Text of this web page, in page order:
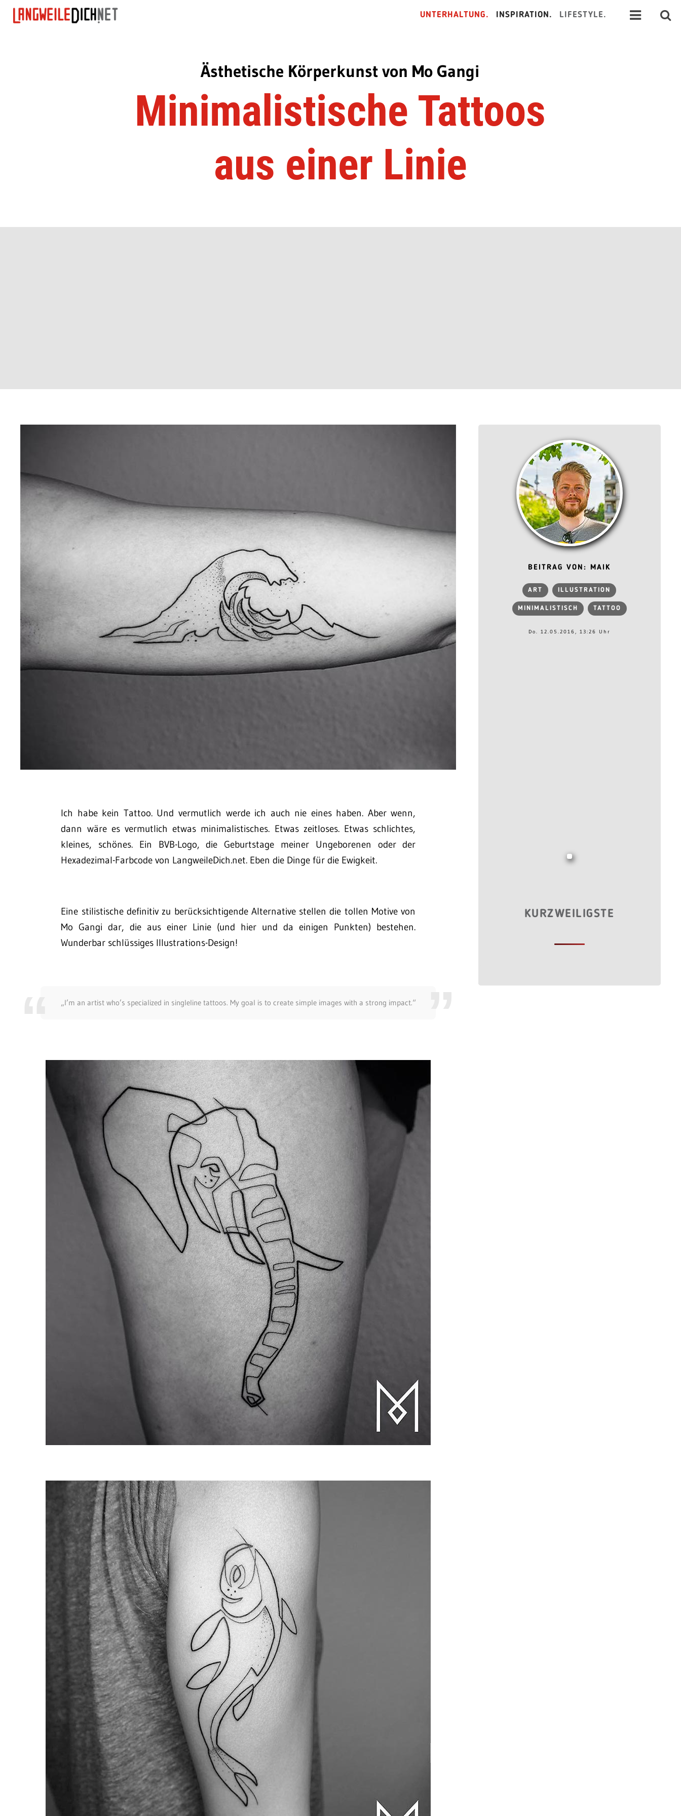
UNTERHALTUNG. INSPIRATION. LIFESTYLE.
Ästhetische Körperkunst von Mo Gangi
Minimalistische Tattoos
aus einer Linie
Ich habe kein Tattoo. Und vermutlich werde ich auch nie eines haben. Aber wenn,
dann wäre es vermutlich etwas minimalistisches. Etwas zeitloses. Etwas schlichtes,
kleines, schönes. Ein BVB-Logo, die Geburtstage meiner Ungeborenen oder der
Hexadezimal-Farbcode von LangweileDich.net. Eben die Dinge für die Ewigkeit.
Eine stilistische definitiv zu berücksichtigende Alternative stellen die tollen Motive von
Mo Gangi dar, die aus einer Linie (und hier und da einigen Punkten) bestehen.
Wunderbar schlüssiges Illustrations-Design!
„I’m an artist who’s specialized in singleline tattoos. My goal is to create simple images with a strong impact.“
BEITRAG VON: MAIK
ART ILLUSTRATION
MINIMALISTISCH TATTOO
Do. 12.05.2016, 13:26 Uhr
KURZWEILIGSTE